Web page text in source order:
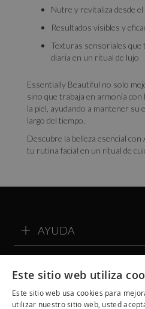
Nutre y revitaliza desde
Resultados visibles y
Texturas sensoriales
diaria en un ritual de lujo
Essentially Beautiful no solo
sino que trabaja en armonía
la piel, ayudando a mantener su
largo del tiempo.
Descubre la belleza esencial
tu rutina facial en un ritual de
AYUDA
EXPERIENCIAS Y SPA
SOBRE ALQVIMIA
Este sitio web utiliza
Este sitio web usa cookies para
utilizar nuestro sitio web, usted